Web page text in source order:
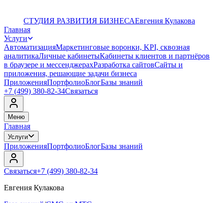
СТУДИЯ РАЗВИТИЯ БИЗНЕСАЕвгения Кулакова
Главная
Услуги
АвтоматизацияМаркетинговые воронки, KPI, сквозная
аналитикаЛичные кабинетыКабинеты клиентов и партнёров
в браузере и мессенджерахРазработка сайтовСайты и
приложения, решающие задачи бизнеса
ПриложенияПортфолиоБлогБазы знаний
+7 (499) 380-82-34Связаться
Меню
Главная
Услуги
ПриложенияПортфолиоБлогБазы знаний
Связаться+7 (499) 380-82-34
Евгения Кулакова